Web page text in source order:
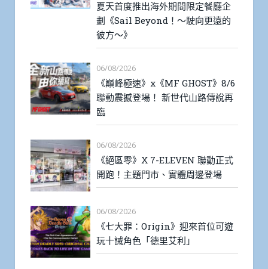
夏天首度推出海外期間限定餐廳企
劃《Sail Beyond！～駛向更遠的
彼方～》
06/08/2026
《巔峰極速》x《MF GHOST》8/6
聯動震撼登場！ 新世代山路傳說再
臨
06/08/2026
《絕區零》X 7-ELEVEN 聯動正式
開跑！主題門市、實體周邊登場
06/08/2026
《七大罪：Origin》迎來首位可遊
玩十誡角色「德里艾利」